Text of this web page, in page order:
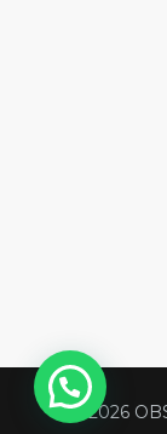
© 2026